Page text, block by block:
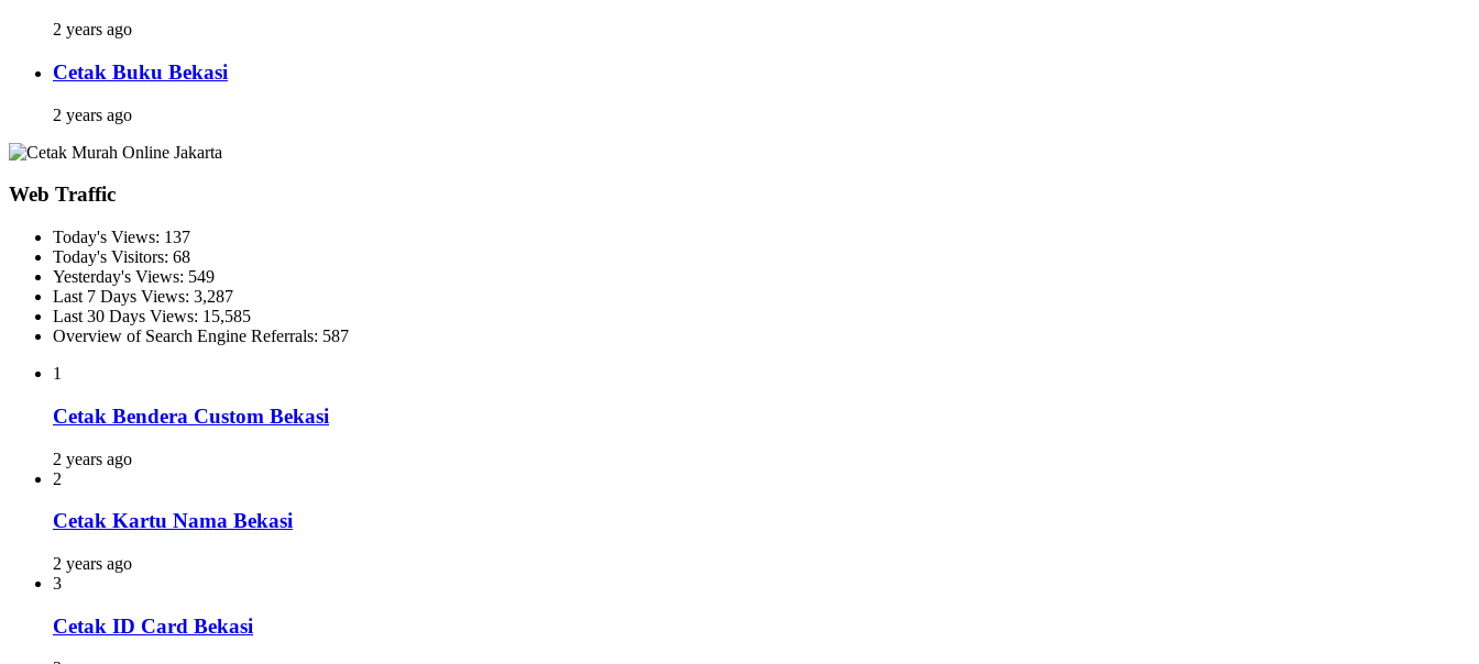
2 years ago
Cetak Buku Bekasi
2 years ago
Web Traffic
Today's Views: 137
Today's Visitors: 68
Yesterday's Views: 549
Last 7 Days Views: 3,287
Last 30 Days Views: 15,585
Overview of Search Engine Referrals: 587
1
Cetak Bendera Custom Bekasi
2 years ago
2
Cetak Kartu Nama Bekasi
2 years ago
3
Cetak ID Card Bekasi